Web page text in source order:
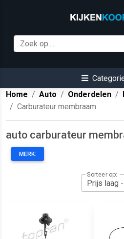
Home
Auto Onderdelen
Carburateur membraam
auto carburateur
MERK:
Sorteer op: